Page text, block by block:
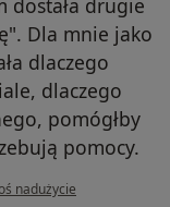
dostała drugie
Dla mnie jako
dlaczego
dlaczego
pomógłby
pomocy.
użytkownika Beata
nadużycie